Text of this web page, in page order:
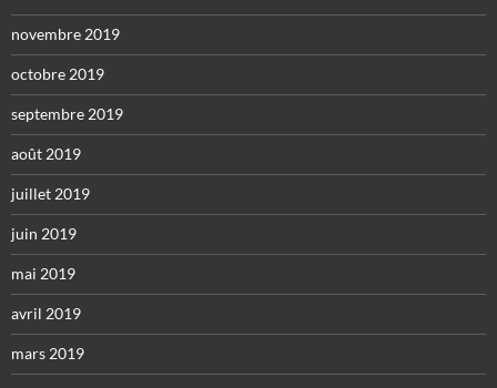
novembre 2019
octobre 2019
septembre 2019
août 2019
juillet 2019
juin 2019
mai 2019
avril 2019
mars 2019